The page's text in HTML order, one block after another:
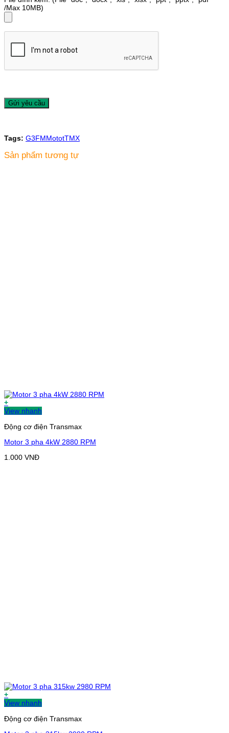
/Max 10MB)
Tags: G3FMMototTMX
Sản phẩm tương tự
+
View nhanh
Động cơ điện Transmax
Motor 3 pha 4kW 2880 RPM
1.000 VNĐ
+
View nhanh
Động cơ điện Transmax